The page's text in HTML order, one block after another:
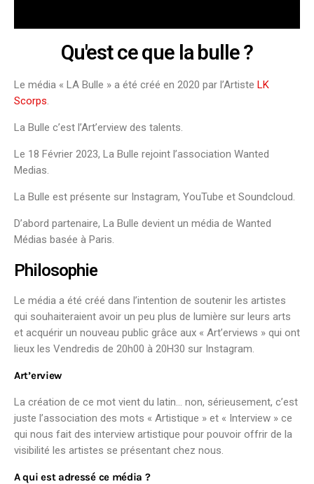
Qu'est ce que la bulle ?
Le média « LA Bulle » a été créé en 2020 par l’Artiste LK
Scorps.
La Bulle c’est l’Art’erview des talents.
Le 18 Février 2023, La Bulle rejoint l’association Wanted
Medias.
La Bulle est présente sur Instagram, YouTube et Soundcloud.
D’abord partenaire, La Bulle devient un média de Wanted
Médias basée à Paris.
Philosophie
Le média a été créé dans l’intention de soutenir les artistes
qui souhaiteraient avoir un peu plus de lumière sur leurs arts
et acquérir un nouveau public grâce aux « Art’erviews » qui ont
lieux les Vendredis de 20h00 à 20H30 sur Instagram.
Art’erview
La création de ce mot vient du latin… non, sérieusement, c’est
juste l’association des mots « Artistique » et « Interview » ce
qui nous fait des interview artistique pour pouvoir offrir de la
visibilité les artistes se présentant chez nous.
A qui est adressé ce média ?